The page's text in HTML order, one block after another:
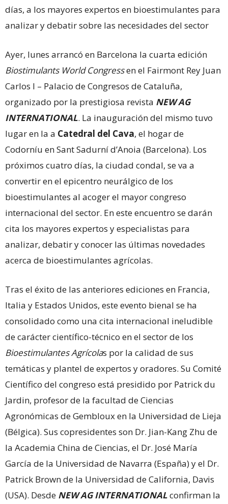
días, a los mayores expertos en bioestimulantes para
analizar y debatir sobre las necesidades del sector
Ayer, lunes arrancó en Barcelona la cuarta edición
Biostimulants World Congressen el Fairmont Rey Juan
Carlos I – Palacio de Congresos de Cataluña,
organizado por la prestigiosa revista NEW AG
INTERNATIONAL. La inauguración del mismo tuvo
lugar en la a Catedral del Cava, el hogar de
Codorníu en Sant Sadurní d’Anoia (Barcelona). Los
próximos cuatro días, la ciudad condal, se va a
convertir en el epicentro neurálgico de los
bioestimulantes al acoger el mayor congreso
internacional del sector. En este encuentro se darán
cita los mayores expertos y especialistas para
analizar, debatir y conocer las últimas novedades
acerca de bioestimulantes agrícolas.
Tras el éxito de las anteriores ediciones en Francia,
Italia y Estados Unidos, este evento bienal se ha
consolidado como una cita internacional ineludible
de carácter científico-técnico en el sector de los
Bioestimulantes Agrícolas por la calidad de sus
temáticas y plantel de expertos y oradores. Su Comité
Científico del congreso está presidido por Patrick du
Jardin, profesor de la facultad de Ciencias
Agronómicas de Gembloux en la Universidad de Lieja
(Bélgica). Sus copresidentes son Dr. Jian-Kang Zhu de
la Academia China de Ciencias, el Dr. José María
García de la Universidad de Navarra (España) y el Dr.
Patrick Brown de la Universidad de California, Davis
(USA). Desde NEWAGINTERNATIONALconfirman la